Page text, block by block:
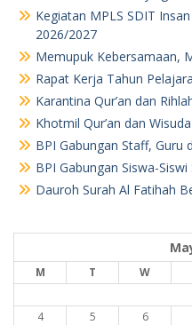
Kegiatan MPLS SDIT
2026/2027
Memupuk Kebersamaan,
Rapat Kerja Tahun
Karantina Qur’an dan
Khotmil Qur’an dan
BPI Gabungan Staff, Guru
BPI Gabungan Siswa-
Dauroh Surah Al Fatihah
M T W
4
5 6